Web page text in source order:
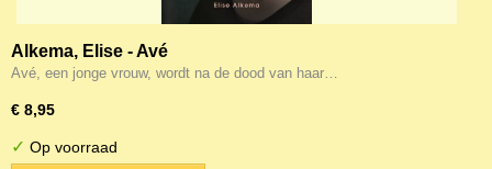
Alkema, Elise - Avé
Avé, een jonge vrouw, wordt na de dood van haar…
€ 8,95
✓ Op voorraad